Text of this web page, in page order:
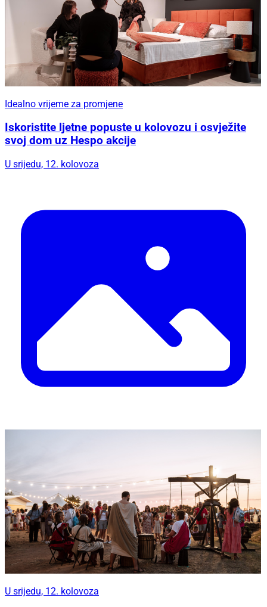
Idealno vrijeme za promjene
Iskoristite ljetne popuste u kolovozu i osvježite
svoj dom uz Hespo akcije
U srijedu, 12. kolovoza
U srijedu, 12. kolovoza